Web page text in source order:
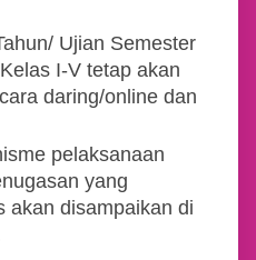
Ujian Semester
I-V tetap akan
daring/online dan
pelaksanaan
yang
akan disampaikan di